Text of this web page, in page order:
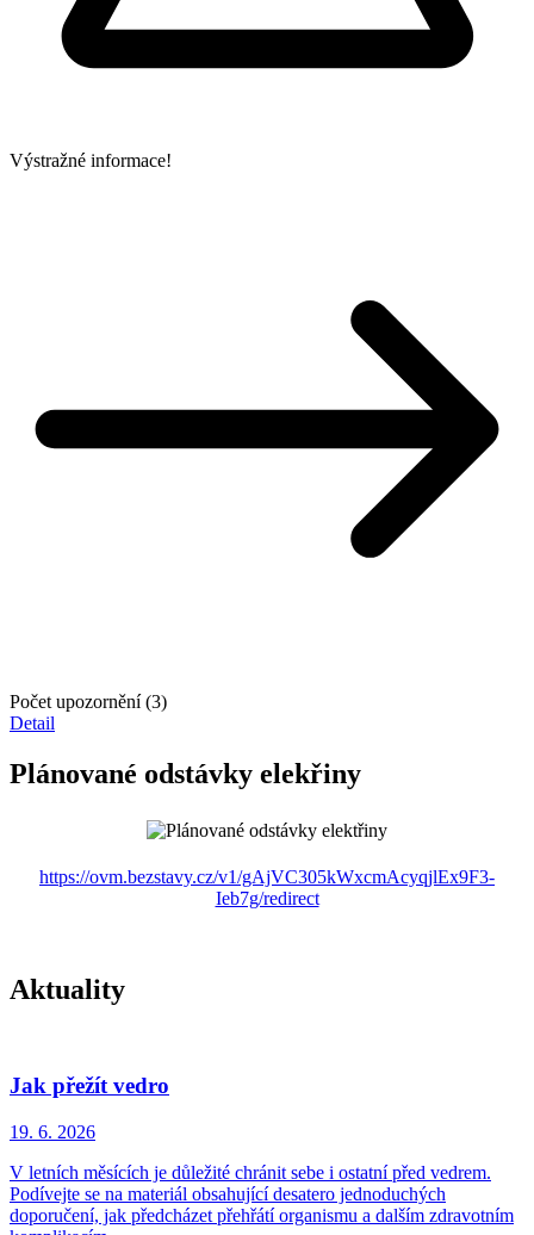
Výstražné informace!
Počet upozornění (3)
Detail
Plánované odstávky elekřiny
https://ovm.bezstavy.cz/v1/gAjVC305kWxcmAcyqjlEx9F3-
Ieb7g/redirect
Aktuality
Jak přežít vedro
19. 6. 2026
V letních měsících je důležité chránit sebe i ostatní před vedrem.
Podívejte se na materiál obsahující desatero jednoduchých
doporučení, jak předcházet přehřátí organismu a dalším zdravotním